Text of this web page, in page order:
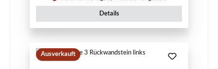
Details
Ausverkauft